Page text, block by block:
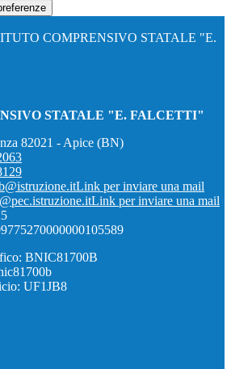
COMPRENSIVO STATALE "E.
STATALE "E. FALCETTI"
82021 - Apice (BN)
Link per inviare una mail
Link per inviare una mail
BNIC81700B
UF1JB8